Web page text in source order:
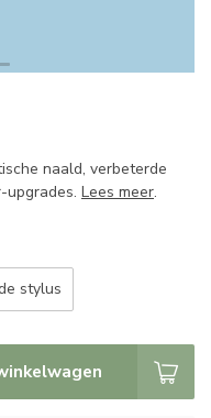
naald, verbeterde
upgrades. Lees meer.
stylus